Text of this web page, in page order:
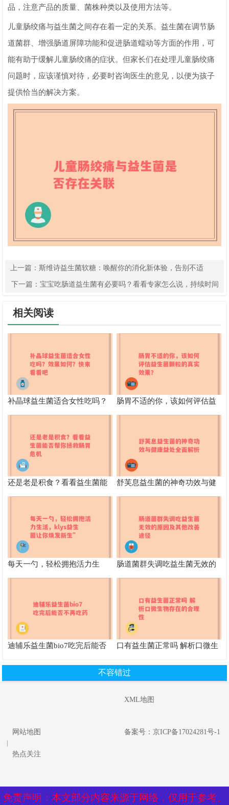
品，注意产品的质量、菌株种类以及使用方法等。
儿童肠绞痛与益生菌之间存在着一定的关系。益生菌在调节肠
道菌群、增强肠道屏障功能和促进肠道蠕动等方面的作用，可
能有助于缓解儿童肠绞痛的症状。但家长们在处理儿童肠绞痛
问题时，应该谨慎对待，必要时咨询医生的意见，以便为孩子
提供恰当的解决方案。
上一篇：斯维诗益生菌软糖：唤醒你的消化新体验，告别不适
下一篇： 宝宝吃肠道益生菌有必要吗？看看专家怎么说，持续时间
相关阅读
补晶球益生菌适合女性吃吗？
效果如何？快来看看吧
肠胃不适的你，该如何评估益
生菌颗粒的真实效果？
还是老是积食？看看益生菌能
否帮你拯救肠胃危机
舒芙息益生菌的神奇功效与健
康益处全面解析
每天一勺，轻松拥抱活力生
活，klys益生菌让你焕发新生”
肠道菌群失调吃益生菌无效的
原因及其他改善途径
迪辅乐益生菌bio7吃完后能否
口有益生菌正常吗 解析口微生
免责声明：本文部分内容来源于网络，仅用于参考、
不容错过
XML地图
网站地图
热点关注
备案号：京ICP备17024281号-1
免责声明：本文部分内容来源于网络，仅用于参考、